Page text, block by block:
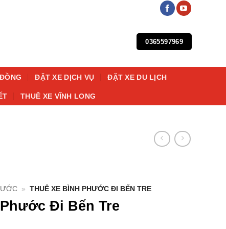
0365597969
ĐẶT XE DỊCH VỤ ĐẶT XE DU LỊCH
THUÊ XE VĨNH LONG
» THUÊ XE BÌNH PHƯỚC ĐI BẾN TRE
Đi Bến Tre